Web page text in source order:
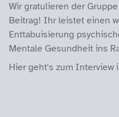
Wir gratulieren der
Beitrag! Ihr leistet einen
Enttabuisierung
Mentale Gesundheit ins
Hier geht's zum Interview